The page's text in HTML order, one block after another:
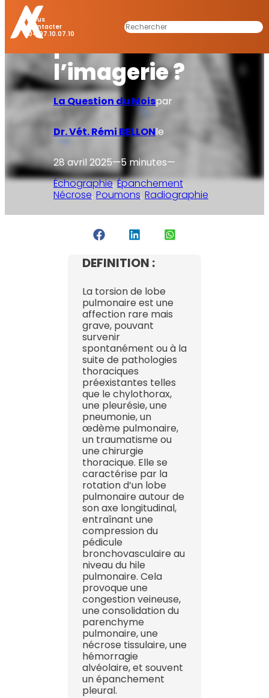
Nous
Contacter
04.97.10.07.10
Rechercher
lobe
pulmonaire à
l’imagerie ?
La Question du Moispar
Dr. Vét. Rémi BELLONle
28 avril 2025—5 minutes—
Échographie, Épanchement,
Nécrose, Poumons, Radiographie
DEFINITION :
La torsion de lobe
pulmonaire est une
affection rare mais
grave, pouvant
survenir
spontanément ou à la
suite de pathologies
thoraciques
préexistantes telles
que le chylothorax,
une pleurésie, une
pneumonie, un
œdème pulmonaire,
un traumatisme ou
une chirurgie
thoracique. Elle se
caractérise par la
rotation d’un lobe
pulmonaire autour de
son axe longitudinal,
entraînant une
compression du
pédicule
bronchovasculaire au
niveau du hile
pulmonaire. Cela
provoque une
congestion veineuse,
une consolidation du
parenchyme
pulmonaire, une
nécrose tissulaire, une
hémorragie
alvéolaire, et souvent
un épanchement
pleural.